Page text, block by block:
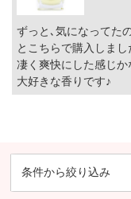
ずっと､気になってた
とこちらで購入しま
凄く爽快にした感じ
大好きな香りです♪
条件から絞り込み